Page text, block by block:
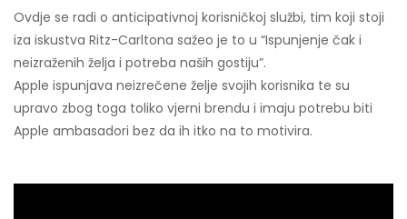
Ovdje se radi o anticipativnoj korisničkoj službi, tim koji stoji
iza iskustva Ritz-Carltona sažeo je to u “Ispunjenje čak i
neizraženih želja i potreba naših gostiju”.
Apple ispunjava neizrečene želje svojih korisnika te su
upravo zbog toga toliko vjerni brendu i imaju potrebu biti
Apple ambasadori bez da ih itko na to motivira.